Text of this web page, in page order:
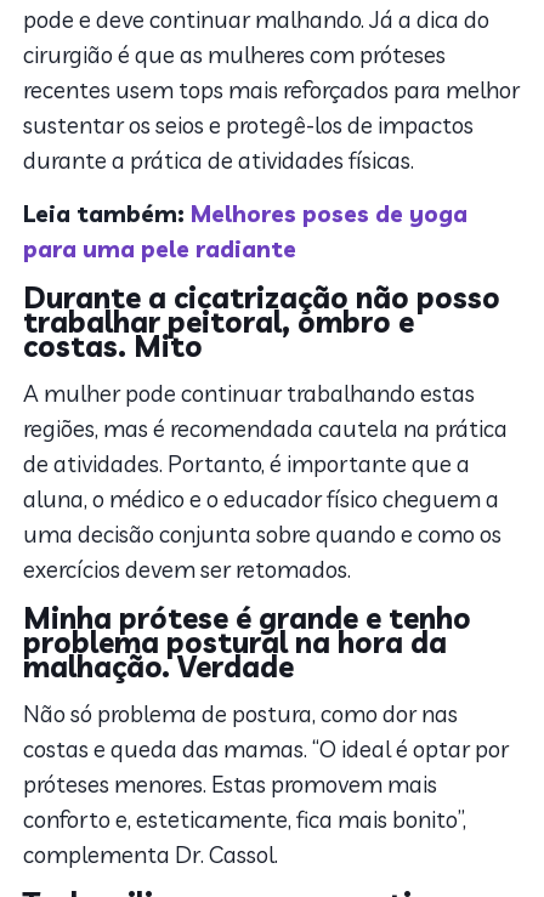
pode e deve continuar malhando. Já a dica do
cirurgião é que as mulheres com próteses
recentes usem tops mais reforçados para melhor
sustentar os seios e protegê-los de impactos
durante a prática de atividades físicas.
Leia também: Melhores poses de yoga
para uma pele radiante
Durante a cicatrização não posso
trabalhar peitoral, ombro e
costas. Mito
A mulher pode continuar trabalhando estas
regiões, mas é recomendada cautela na prática
de atividades. Portanto, é importante que a
aluna, o médico e o educador físico cheguem a
uma decisão conjunta sobre quando e como os
exercícios devem ser retomados.
Minha prótese é grande e tenho
problema postural na hora da
malhação.Verdade
Não só problema de postura, como dor nas
costas e queda das mamas. “O ideal é optar por
próteses menores. Estas promovem mais
conforto e, esteticamente, fica mais bonito”,
complementa Dr. Cassol.